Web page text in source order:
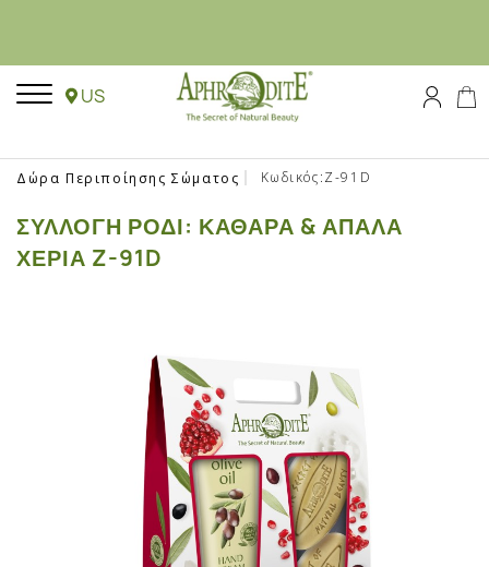
US
Δώρα Περιποίησης Σώματος Κωδικός:Z-91D
ΣΥΛΛΟΓΉ ΡΌΔΙ: ΚΑΘΑΡΆ & ΑΠΑΛΆ
ΧΈΡΙΑ Z-91D